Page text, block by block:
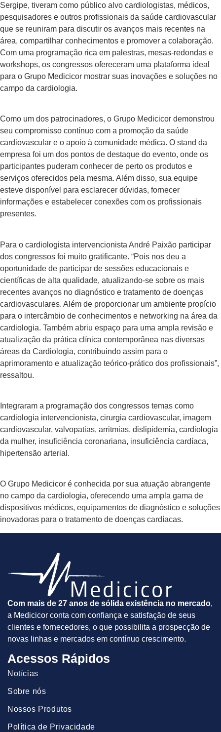
Sergipe, tiveram como público alvo cardiologistas, médicos,
pesquisadores e outros profissionais da saúde cardiovascular
que se reuniram para discutir os avanços mais recentes na
área, compartilhar conhecimentos e promover a colaboração.
Com uma programação rica em palestras, mesas-redondas e
workshops, os congressos ofereceram uma plataforma ideal
para o Grupo Medicicor mostrar suas inovações e soluções no
campo da cardiologia.
Como um dos patrocinadores, o Grupo Medicicor demonstrou
seu compromisso contínuo com a promoção da saúde
cardiovascular e o apoio à comunidade médica. O stand da
empresa foi um dos pontos de destaque do evento, onde os
participantes puderam conhecer de perto os produtos e
serviços oferecidos pela mesma. Além disso, sua equipe
esteve disponível para esclarecer dúvidas, fornecer
informações e estabelecer conexões com os profissionais
presentes.
Para o cardiologista intervencionista André Paixão participar
dos congressos foi muito gratificante. “Pois nos deu a
oportunidade de participar de sessões educacionais e
científicas de alta qualidade, atualizando-se sobre os mais
recentes avanços no diagnóstico e tratamento de doenças
cardiovasculares. Além de proporcionar um ambiente propício
para o intercâmbio de conhecimentos e networking na área da
cardiologia. Também abriu espaço para uma ampla revisão e
atualização da prática clínica contemporânea nas diversas
áreas da Cardiologia, contribuindo assim para o
aprimoramento e atualização teórico-prático dos profissionais”,
ressaltou.
Integraram a programação dos congressos temas como
cardiologia intervencionista, cirurgia cardiovascular, imagem
cardiovascular, valvopatias, arritmias, dislipidemia, cardiologia
da mulher, insuficiência coronariana, insuficiência cardíaca,
hipertensão arterial.
O Grupo Medicicor é conhecida por sua atuação abrangente
no campo da cardiologia, oferecendo uma ampla gama de
dispositivos médicos, equipamentos de diagnóstico e soluções
inovadoras para o tratamento de doenças cardíacas.
Com mais de 27 anos de sólida existência no mercado,
a Medicicor conta com confiança e satisfação de seus
clientes e fornecedores, o que possibilita a prospecção de
novas linhas e mercados em contínuo crescimento.
Acessos Rápidos
Notícias
Sobre nós
Nossos Produtos
Política de Privacidade